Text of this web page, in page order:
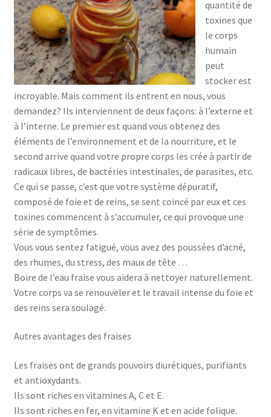
quantité de
toxines que
le corps
humain
peut
stocker est
incroyable. Mais comment ils entrent en nous, vous
demandez? Ils interviennent de deux façons: à l’externe et
à l’interne. Le premier est quand vous obtenez des
éléments de l’environnement et de la nourriture, et le
second arrive quand votre propre corps les crée à partir de
radicaux libres, de bactéries intestinales, de parasites, etc.
Ce qui se passe, c’est que votre système dépuratif,
composé de foie et de reins, se sent coincé par eux et ces
toxines commencent à s’accumuler, ce qui provoque une
série de symptômes.
Vous vous sentez fatigué, vous avez des poussées d’acné,
des rhumes, du stress, des maux de tête …
Boire de l’eau fraise vous aidera à nettoyer naturellement.
Votre corps va se renouveler et le travail intense du foie et
des reins sera soulagé.
Autres avantages des fraises
Les fraises ont de grands pouvoirs diurétiques, purifiants
et antioxydants.
Ils sont riches en vitamines A, C et E.
Ils sont riches en fer, en vitamine K et en acide folique.